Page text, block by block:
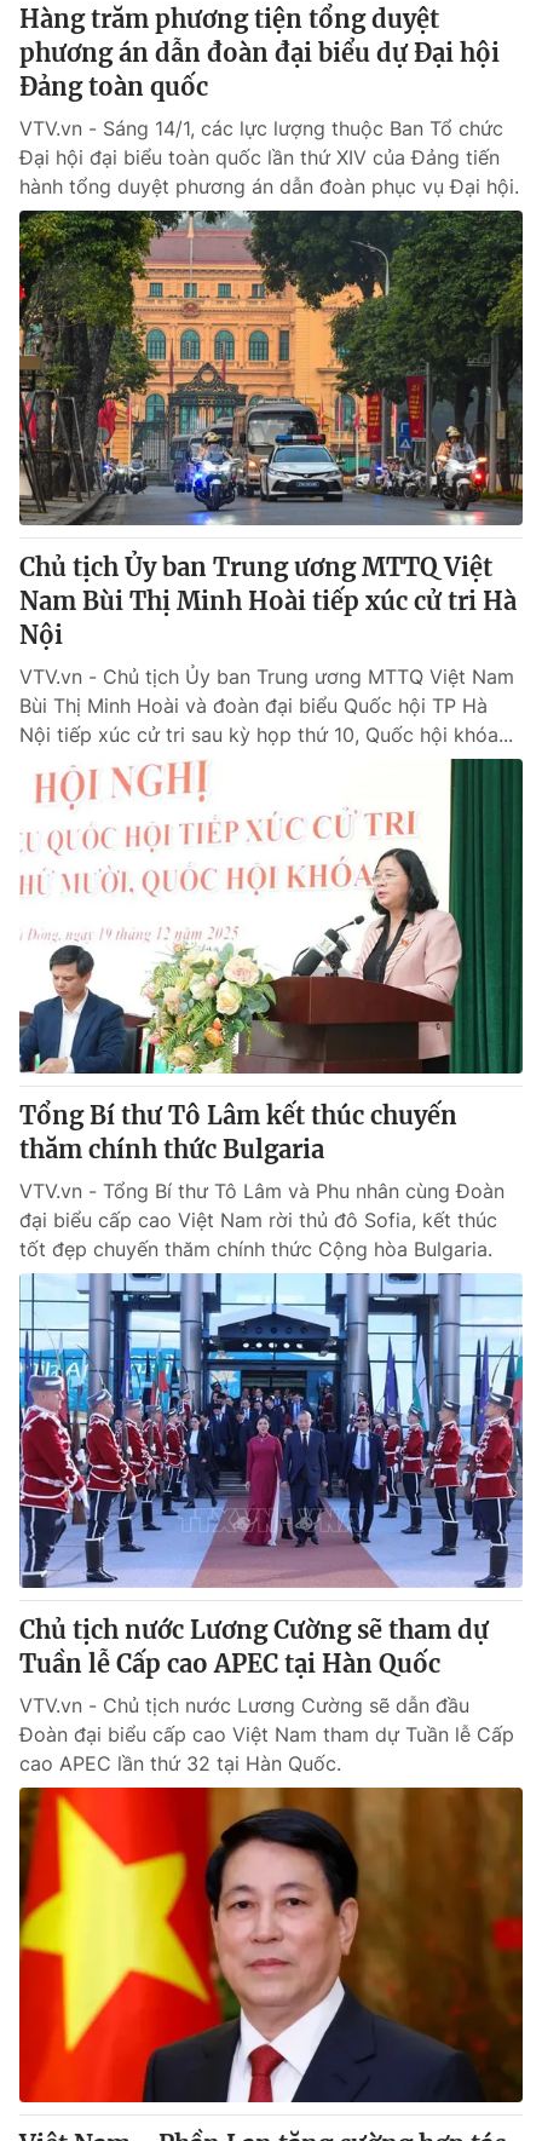
Hàng trăm phương tiện tổng duyệt
phương án dẫn đoàn đại biểu dự Đại hội
Đảng toàn quốc
VTV.vn - Sáng 14/1, các lực lượng thuộc Ban Tổ chức
Đại hội đại biểu toàn quốc lần thứ XIV của Đảng tiến
hành tổng duyệt phương án dẫn đoàn phục vụ Đại hội.
Chủ tịch Ủy ban Trung ương MTTQ Việt
Nam Bùi Thị Minh Hoài tiếp xúc cử tri Hà
Nội
VTV.vn - Chủ tịch Ủy ban Trung ương MTTQ Việt Nam
Bùi Thị Minh Hoài và đoàn đại biểu Quốc hội TP Hà
Nội tiếp xúc cử tri sau kỳ họp thứ 10, Quốc hội khóa...
Tổng Bí thư Tô Lâm kết thúc chuyến
thăm chính thức Bulgaria
VTV.vn - Tổng Bí thư Tô Lâm và Phu nhân cùng Đoàn
đại biểu cấp cao Việt Nam rời thủ đô Sofia, kết thúc
tốt đẹp chuyến thăm chính thức Cộng hòa Bulgaria.
Chủ tịch nước Lương Cường sẽ tham dự
Tuần lễ Cấp cao APEC tại Hàn Quốc
VTV.vn - Chủ tịch nước Lương Cường sẽ dẫn đầu
Đoàn đại biểu cấp cao Việt Nam tham dự Tuần lễ Cấp
cao APEC lần thứ 32 tại Hàn Quốc.